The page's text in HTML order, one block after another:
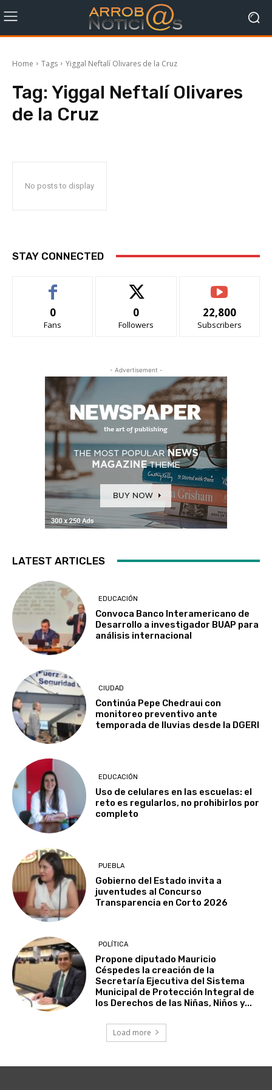
Home Tags Yiggal Neftalí Olivares de la Cruz
Tag: Yiggal Neftalí Olivares
de la Cruz
No posts to display
STAY CONNECTED
0
Fans
0
Followers
22,800
Subscribers
- Advertisement -
LATEST ARTICLES
EDUCACIÓN
Convoca Banco Interamericano de
Desarrollo a investigador BUAP para
análisis internacional
CIUDAD
Continúa Pepe Chedraui con
monitoreo preventivo ante
temporada de lluvias desde la DGERI
EDUCACIÓN
Uso de celulares en las escuelas: el
reto es regularlos, no prohibirlos por
completo
PUEBLA
Gobierno del Estado invita a
juventudes al Concurso
Transparencia en Corto 2026
POLÍTICA
Propone diputado Mauricio
Céspedes la creación de la
Secretaría Ejecutiva del Sistema
Municipal de Protección Integral de
los Derechos de las Niñas, Niños y...
Load more